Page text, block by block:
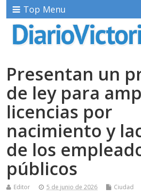
Top Menu
Presentan un
de ley para
licencias por
nacimiento y
de los
públicos
Editor 5 de junio de 2026 Ciudad